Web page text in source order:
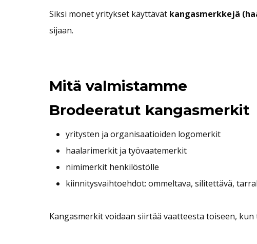
Siksi monet yritykset käyttävät kangasmerkkejä
sijaan.
Mitä valmistamme
Brodeeratut kangasmerkit
yritysten ja organisaatioiden logomerkit
haalarimerkit ja työvaatemerkit
nimimerkit henkilöstölle
kiinnitysvaihtoehdot: ommeltava, silitettävä,
Kangasmerkit voidaan siirtää vaatteesta toiseen,